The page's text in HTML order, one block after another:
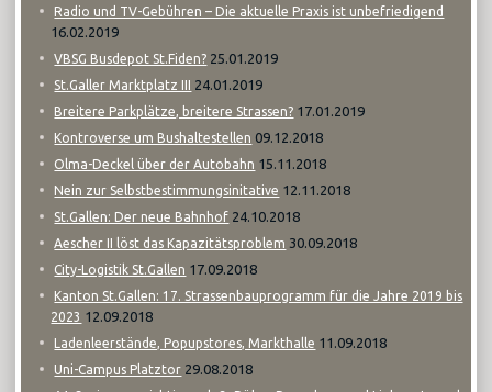
Radio und TV-Gebühren – Die aktuelle Praxis ist unbefriedigend
16.02.2019
VBSG Busdepot St.Fiden? 25.01.2019
St.Galler Marktplatz III 24.01.2019
Breitere Parkplätze, breitere Strassen? 17.01.2019
Kontroverse um Bushaltestellen 09.12.2018
Olma-Deckel über der Autobahn 15.11.2018
Nein zur Selbstbestimmungsinitative 12.11.2018
St.Gallen: Der neue Bahnhof 24.10.2018
Aescher II löst das Kapazitätsproblem 30.09.2018
City-Logistik St.Gallen 17.09.2018
Kanton St.Gallen: 17. Strassenbauprogramm für die Jahre 2019 bis
2023 12.09.2018
Ladenleerstände, Popupstores, Markthalle 11.09.2018
Uni-Campus Platztor 29.08.2018